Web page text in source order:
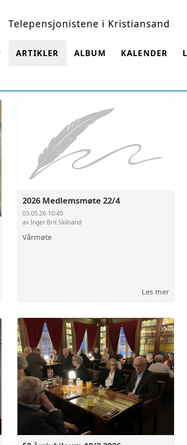
Telepensjonistene i Kristiansand
ARTIKLER ALBUM KALENDER
2026 Medlemsmøte 22/4
03.05.26 10:40
av Inger Brit Skilnand
Vårmøte
Les mer